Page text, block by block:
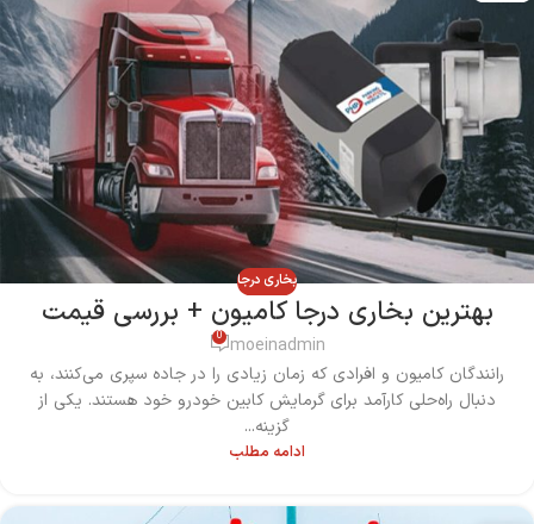
بخاری درجا
بهترین بخاری درجا کامیون + بررسی قیمت
moeinadmin
0
رانندگان کامیون و افرادی که زمان زیادی را در جاده سپری می‌کنند، به
دنبال راه‌حلی کارآمد برای گرمایش کابین خودرو خود هستند. یکی از
گزینه...
ادامه مطلب